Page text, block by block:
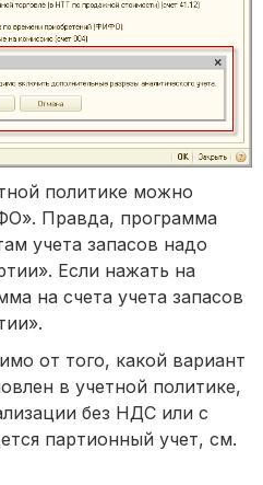
политике можно
Правда, программа
учета запасов надо
Если нажать на
на счета учета запасов
от того, какой вариант
в учетной политике,
без НДС или с
партионный учет, см.